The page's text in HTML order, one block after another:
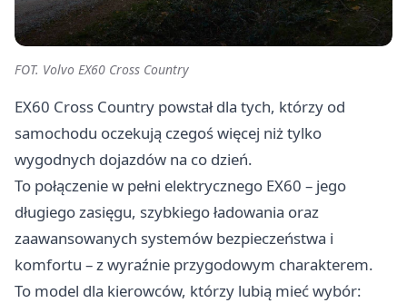
FOT. Volvo EX60 Cross Country
EX60 Cross Country powstał dla tych, którzy od
samochodu oczekują czegoś więcej niż tylko
wygodnych dojazdów na co dzień.
To połączenie w pełni elektrycznego EX60 – jego
długiego zasięgu, szybkiego ładowania oraz
zaawansowanych systemów bezpieczeństwa i
komfortu – z wyraźnie przygodowym charakterem.
To model dla kierowców, którzy lubią mieć wybór: